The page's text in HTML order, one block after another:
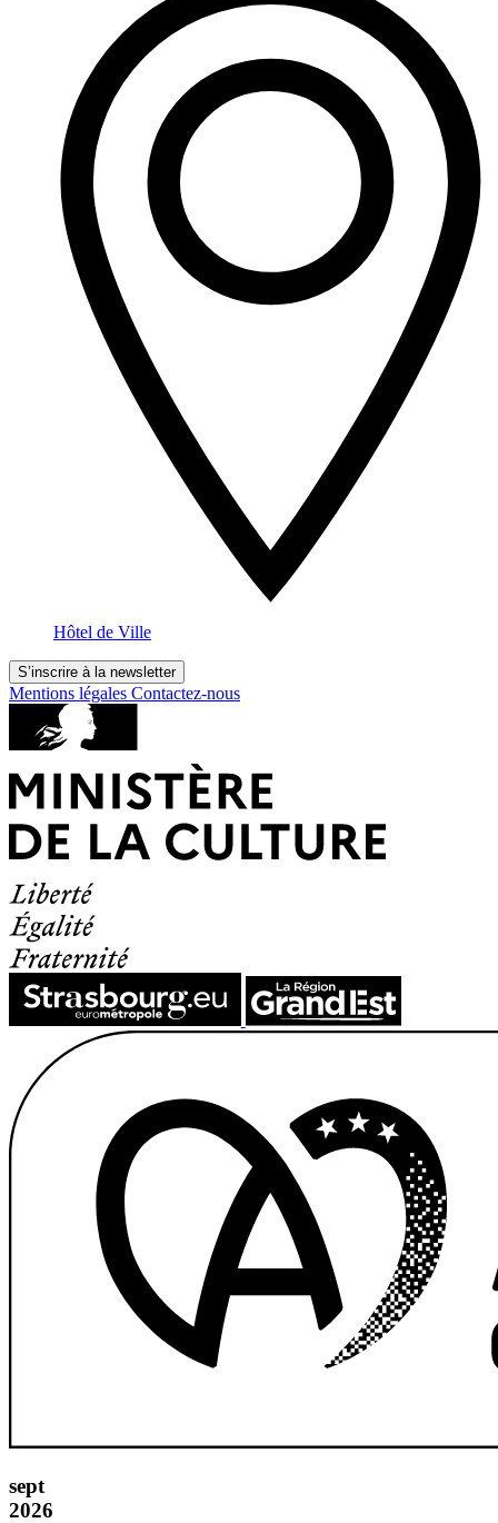
Hôtel de Ville
S’inscrire à la newsletter
Mentions légales Contactez-nous
sept
2026